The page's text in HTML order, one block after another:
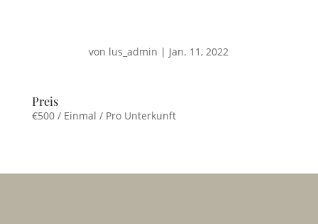
von lus_admin | Jan. 11, 2022
Preis
€500/ Einmal / Pro Unterkunft